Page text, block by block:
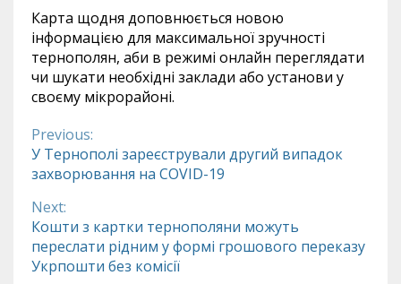
Карта щодня доповнюється новою
інформацією для максимальної зручності
тернополян, аби в режимі онлайн переглядати
чи шукати необхідні заклади або установи у
своєму мікрорайоні.
Continue
Reading
Previous:
У Тернополі зареєстрували другий випадок
захворювання на COVID-19
Next:
Кошти з картки тернополяни можуть
переслати рідним у формі грошового переказу
Укрпошти без комісії